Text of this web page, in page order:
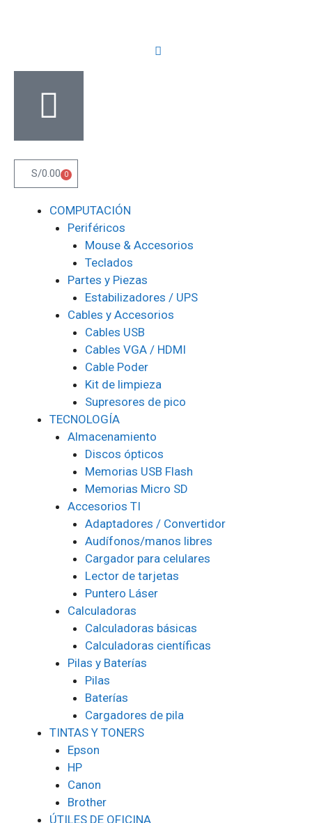
S/0.00 0
COMPUTACIÓN
Periféricos
Mouse & Accesorios
Teclados
Partes y Piezas
Estabilizadores / UPS
Cables y Accesorios
Cables USB
Cables VGA / HDMI
Cable Poder
Kit de limpieza
Supresores de pico
TECNOLOGÍA
Almacenamiento
Discos ópticos
Memorias USB Flash
Memorias Micro SD
Accesorios TI
Adaptadores / Convertidor
Audífonos/manos libres
Cargador para celulares
Lector de tarjetas
Puntero Láser
Calculadoras
Calculadoras básicas
Calculadoras científicas
Pilas y Baterías
Pilas
Baterías
Cargadores de pila
TINTAS Y TONERS
Epson
HP
Canon
Brother
ÚTILES DE OFICINA